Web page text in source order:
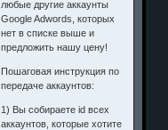
любые другие аккаунты
Google Adwords, которых
нет в списке выше и
предложить нашу цену!
Пошаговая инструкция по
передаче аккаунтов:
1) Вы собираете id всех
аккаунтов, которые хотите